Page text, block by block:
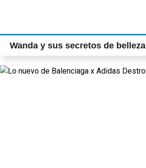
Wanda y sus secretos de belleza